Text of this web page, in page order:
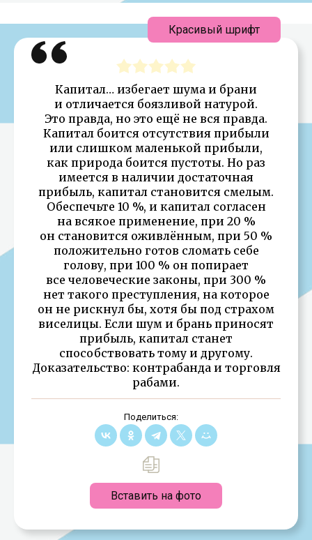
Капитал… избегает шума и брани
и отличается боязливой натурой.
Это правда, но это ещё не вся правда.
Капитал боится отсутствия прибыли
или слишком маленькой прибыли,
как природа боится пустоты. Но раз
имеется в наличии достаточная
прибыль, капитал становится смелым.
Обеспечьте 10 %, и капитал согласен
на всякое применение, при 20 %
он становится оживлённым, при 50 %
положительно готов сломать себе
голову, при 100 % он попирает
все человеческие законы, при 300 %
нет такого преступления, на которое
он не рискнул бы, хотя бы под страхом
виселицы. Если шум и брань приносят
прибыль, капитал станет
способствовать тому и другому.
Доказательство: контрабанда и торговля
рабами.
Поделиться:
Вставить на фото
Красивый шрифт